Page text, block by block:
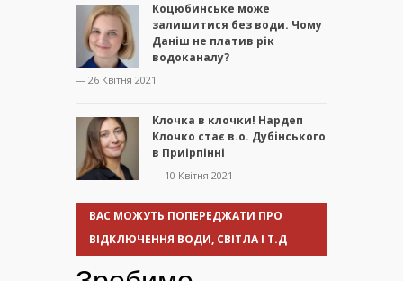
Коцюбинське може
залишитися без води. Чому
Даніш не платив рік
водоканалу?
— 26 Квітня 2021
Клочка в клочки! Нардеп
Клочко стає в.о. Дубінського
в Приірпінні
— 10 Квітня 2021
ВАС МОЖУТЬ ПОПЕРЕДЖАТИ ПРО
ВІДКЛЮЧЕННЯ ВОДИ, СВІТЛА І Т.Д